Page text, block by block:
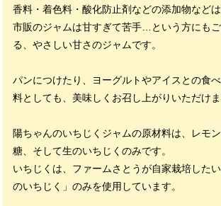
香料・着色料・酸化防止剤などの添加物などは
市販のジャムは甘すぎて苦手…という方にも
る、やさしい甘さのジャムです。
パンにつけたり、ヨーグルトやアイスとの食
料としても、美味しくお召し上がりいただけま
陽ちゃんのいちじくジャムの原材料は、レモ
糖、そして生のいちじくのみです。
いちじくは、ファームさとうが自家栽培した
のいちじく」のみを使用しています。